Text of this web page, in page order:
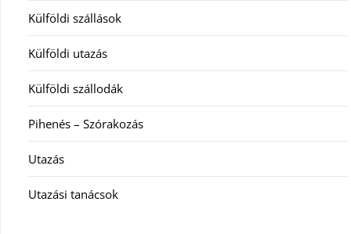
Külföldi szállások
Külföldi utazás
Külföldi szállodák
Pihenés – Szórakozás
Utazás
Utazási tanácsok